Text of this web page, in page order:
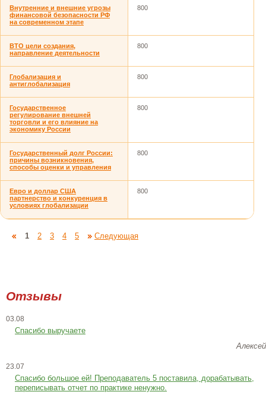
Внутренние и внешние угрозы
финансовой безопасности РФ
на современном этапе
800
ВТО цели создания,
направление деятельности
800
Глобализация и
антиглобализация
800
Государственное
регулирование внешней
торговли и его влияние на
экономику России
800
Государственный долг России:
причины возникновения,
способы оценки и управления
800
Евро и доллар США
партнерство и конкуренция в
условиях глобализации
800
1 2 3 4 5 Следующая
Отзывы
03.08
Спасибо выручаете
Алексей
23.07
Cпасибо большое ей! Преподаватель 5 поставила, дорабатывать,
переписывать отчет по практике ненужно.